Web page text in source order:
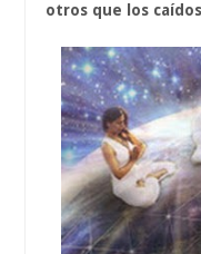
otros que los